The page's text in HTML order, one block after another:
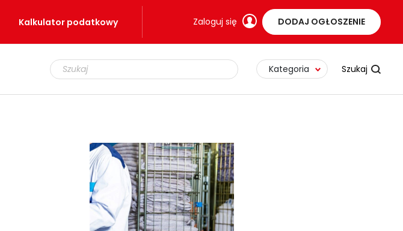
Kalkulator podatkowy Zaloguj się DODAJ OGŁOSZENIE
Kategoria